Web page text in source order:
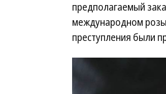
предполагаемый
международном
преступления были